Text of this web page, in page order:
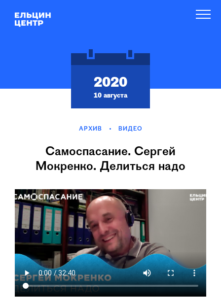
2020
10 августа
АРХИВ ВИДЕО
Самоспасание. Сергей
Мокренко. Делиться надо